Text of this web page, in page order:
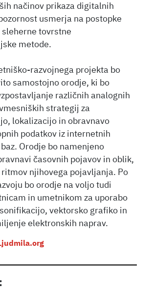
načinov prikaza digitalnih
usmerja na postopke
tovrstne
metode.
razvojnega projekta bo
samostojno orodje, ki bo
različnih analognih
strategij za
lokalizacijo in obravnavo
podatkov iz internetnih
Orodje bo namenjeno
časovnih pojavov in oblik,
njihovega pojavljanja. Po
bo orodje na voljo tudi
in umetnikom za uporabo
vektorsko grafiko in
elektronskih naprav.